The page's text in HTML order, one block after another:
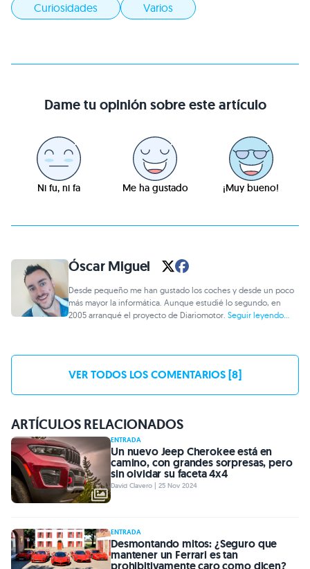
Curiosidades Varios
Dame tu opinión sobre este artículo
Ni fu, ni fa Me ha gustado ¡Muy bueno!
Óscar Miguel
Desde pequeño me han gustado los coches y desde un poco
más mayor la informática. Aunque estudié lo segundo, en
2005 arranqué el proyecto de Diariomotor.Seguir leyendo...
VER TODOS LOS COMENTARIOS [8]
ARTÍCULOS RELACIONADOS
ENTRADA
Un nuevo Jeep Cherokee está en
camino, con grandes sorpresas, pero
sin olvidar su faceta 4x4
David Clavero | 25 Nov 2024
ENTRADA
Desmontando mitos: ¿Seguro que
mantener un Ferrari es tan
prohibitivamente caro como dicen?